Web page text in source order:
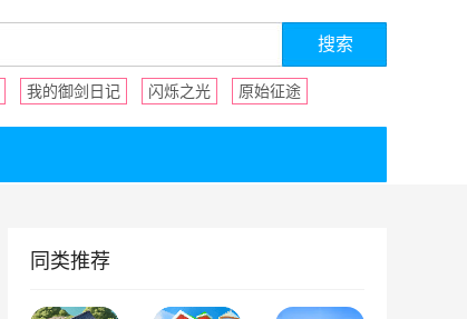
我的御剑日记 闪烁之光 原始征途
同类推荐